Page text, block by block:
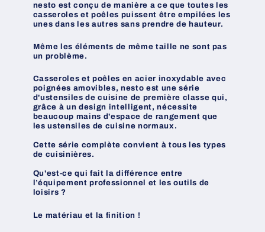
nesto est conçu demanière a ce que toutes les
casseroles et poêles puissent être empilées les
unes dans les autres sans prendre de hauteur.
Même les éléments de même taille ne sont pas
un problème.
Casseroles et poêles en acier inoxydable avec
poignées amovibles, nesto est une série
d'ustensiles de cuisine de première classe qui,
grâce à un design intelligent, nécessite
beaucoup mains d'espace de rangement que
les ustensiles de cuisine normaux.
Cette série complète convient à tous les types
de cuisinières.
Qu'est-ce qui fait la différence entre
l’équipement professionnel et les outils de
loisirs ?
Le matériau et la finition !